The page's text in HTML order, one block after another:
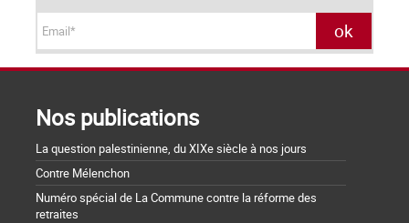
Nos publications
La question palestinienne, du XIXe siècle à nos jours
Contre Mélenchon
Numéro spécial de La Commune contre la réforme des
retraites